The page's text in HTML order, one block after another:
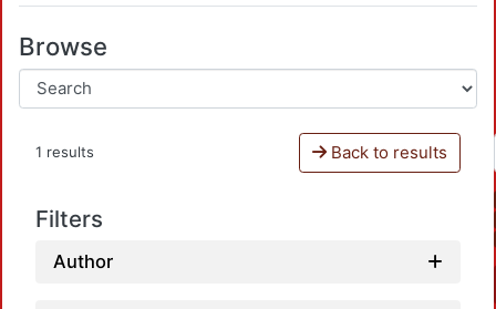
Browse
1 results Back to results
Filters
Author